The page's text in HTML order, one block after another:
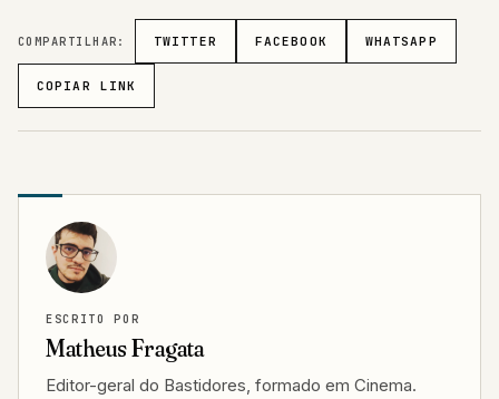
COMPARTILHAR: TWITTER FACEBOOK WHATSAPP
COPIAR LINK
ESCRITO POR
Matheus Fragata
Editor-geral do Bastidores, formado em Cinema.